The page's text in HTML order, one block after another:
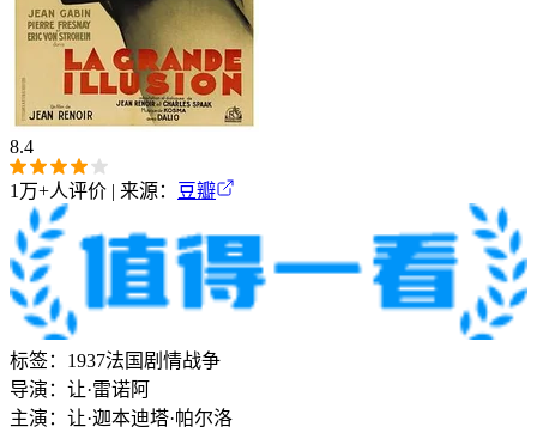
8.4
1万+人评价 | 来源： 豆瓣
标签： 1937法国 剧情战争
导演： 让·雷诺阿
主演： 让·迦本迪塔·帕尔洛